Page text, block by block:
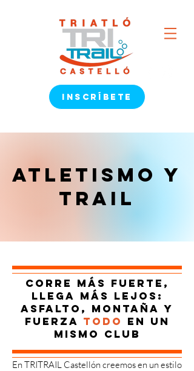
INSCRÍBETE
atletismo y
trail
Corre más fuerte,
llega más lejos:
asfalto, montaña y
fuerza todo en un
mismo club
En TRITRAIL Castellón creemos en un estilo